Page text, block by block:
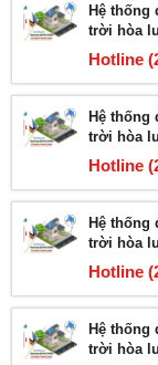
Hệ thống
trời hòa
Hotline
Hệ thống
trời hòa
Hotline
Hệ thống
trời hòa
Hotline
Hệ thống
trời hòa